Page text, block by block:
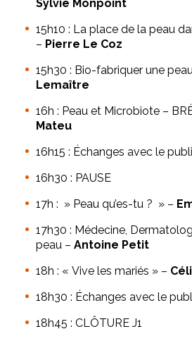
Sylvie Monpoint
15h10 : La place de la peau
– Pierre Le Coz
15h30 : Bio-fabriquer une
Lemaître
16h : Peau et Microbiote –
Mateu
16h15 : Échanges avec le
16h30 : PAUSE
17h : » Peau qu’es-tu ? » –
17h30 : Médecine,
peau – Antoine Petit
18h : « Vive les mariés » –
18h30 : Échanges avec le
18h45 : CLÔTURE J1